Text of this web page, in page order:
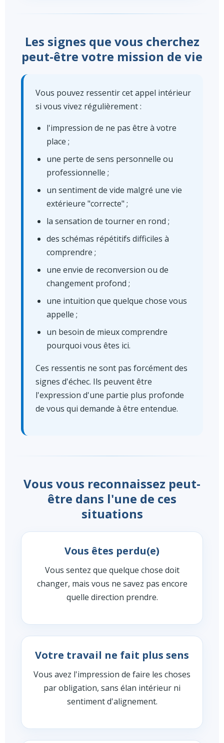
Les signes que vous cherchez
peut-être votre mission de vie
Vous pouvez ressentir cet appel intérieur
si vous vivez régulièrement :
l'impression de ne pas être à votre
place ;
une perte de sens personnelle ou
professionnelle ;
un sentiment de vide malgré une vie
extérieure "correcte" ;
la sensation de tourner en rond ;
des schémas répétitifs difficiles à
comprendre ;
une envie de reconversion ou de
changement profond ;
une intuition que quelque chose vous
appelle ;
un besoin de mieux comprendre
pourquoi vous êtes ici.
Ces ressentis ne sont pas forcément des
signes d'échec. Ils peuvent être
l'expression d'une partie plus profonde
de vous qui demande à être entendue.
Vous vous reconnaissez peut-
être dans l'une de ces
situations
Vous êtes perdu(e)
Vous sentez que quelque chose doit
changer, mais vous ne savez pas encore
quelle direction prendre.
Votre travail ne fait plus sens
Vous avez l'impression de faire les choses
par obligation, sans élan intérieur ni
sentiment d'alignement.